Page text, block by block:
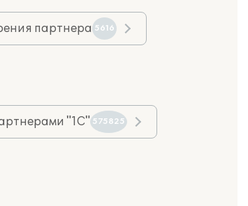
партнера 5616
"1С" 575825